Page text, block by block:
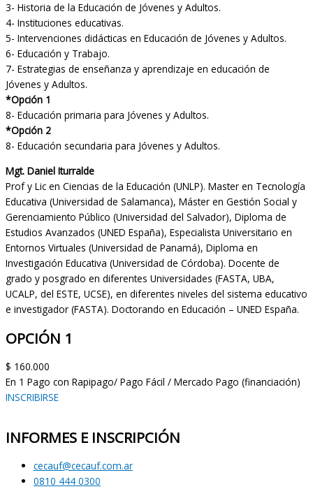
3- Historia de la Educación de Jóvenes y Adultos.
4- Instituciones educativas.
5- Intervenciones didácticas en Educación de Jóvenes y Adultos.
6- Educación y Trabajo.
7- Estrategias de enseñanza y aprendizaje en educación de
Jóvenes y Adultos.
*Opción 1
8- Educación primaria para Jóvenes y Adultos.
*Opción 2
8- Educación secundaria para Jóvenes y Adultos.
Mgt. Daniel Iturralde
Prof y Lic en Ciencias de la Educación (UNLP). Master en Tecnología
Educativa (Universidad de Salamanca), Máster en Gestión Social y
Gerenciamiento Público (Universidad del Salvador), Diploma de
Estudios Avanzados (UNED España), Especialista Universitario en
Entornos Virtuales (Universidad de Panamá), Diploma en
Investigación Educativa (Universidad de Córdoba). Docente de
grado y posgrado en diferentes Universidades (FASTA, UBA,
UCALP, del ESTE, UCSE), en diferentes niveles del sistema educativo
e investigador (FASTA). Doctorando en Educación – UNED España.
OPCIÓN 1
$ 160.000
En 1 Pago con Rapipago/ Pago Fácil / Mercado Pago (financiación)
INSCRIBIRSE
INFORMES E INSCRIPCIÓN
cecauf@cecauf.com.ar
0810 444 0300